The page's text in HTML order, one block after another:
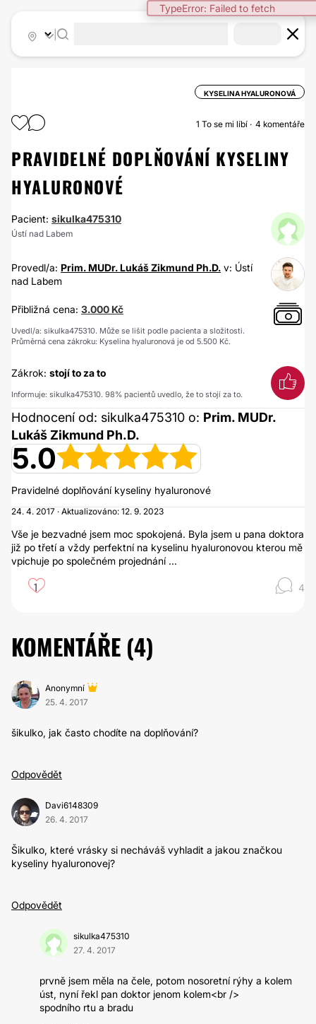
TypeError: Failed to fetch
KYSELINA HYALURONOVÁ
1 To se mi líbí 4 komentáře
PRAVIDELNÉ DOPLŇOVÁNÍ KYSELINY
HYALURONOVÉ
Pacient: sikulka475310
Ústí nad Labem
Provedl/a: Prim. MUDr. Lukáš Zikmund Ph.D. v: Ústí
nad Labem
Přibližná cena: 3.000 Kč
Uvedl/a: sikulka475310. Může se lišit podle pacienta a složitosti.
Průměrná cena zákroku: Kyselina hyaluronová je od 5.500 Kč.
Zákrok: stojí to za to
Informuje: sikulka475310. 98% pacientů uvedlo, že to stojí za to.
Hodnocení od: sikulka475310 o: Prim. MUDr.
Lukáš Zikmund Ph.D.
5.0
Pravidelné doplňování kyseliny hyaluronové
24. 4. 2017 · Aktualizováno: 12. 9. 2023
Vše je bezvadné jsem moc spokojená. Byla jsem u pana doktora
již po třetí a vždy perfektní na kyselinu hyaluronovou kterou mě
vpichuje po společném projednání ...
1 4
KOMENTÁŘE (4)
Anonymní
25. 4. 2017
šikulko, jak často chodíte na doplňování?
Odpovědět
Davi6148309
26. 4. 2017
Šikulko, které vrásky si necháváš vyhladit a jakou značkou
kyseliny hyaluronovej?
Odpovědět
sikulka475310
27. 4. 2017
prvně jsem měla na čele, potom nosoretní rýhy a kolem
úst, nyní řekl pan doktor jenom kolem<br />
spodního rtu a bradu